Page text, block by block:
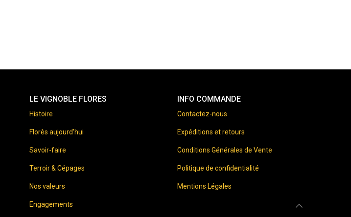
LE VIGNOBLE FLORES
Histoire
Florès aujourd’hui
Savoir-faire
Terroir & Cépages
Nos valeurs
Engagements
INFO COMMANDE
Contactez-nous
Expéditions et retours
Conditions Générales de Vente
Politique de confidentialité
Mentions Légales